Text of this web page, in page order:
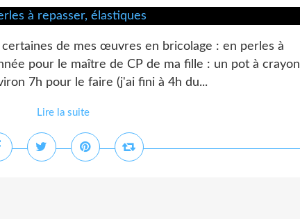
de mes œuvres en bricolage : en perles à
pour le maître de CP de ma fille : un pot à crayon
7h pour le faire (j'ai fini à 4h du...
Lire la suite